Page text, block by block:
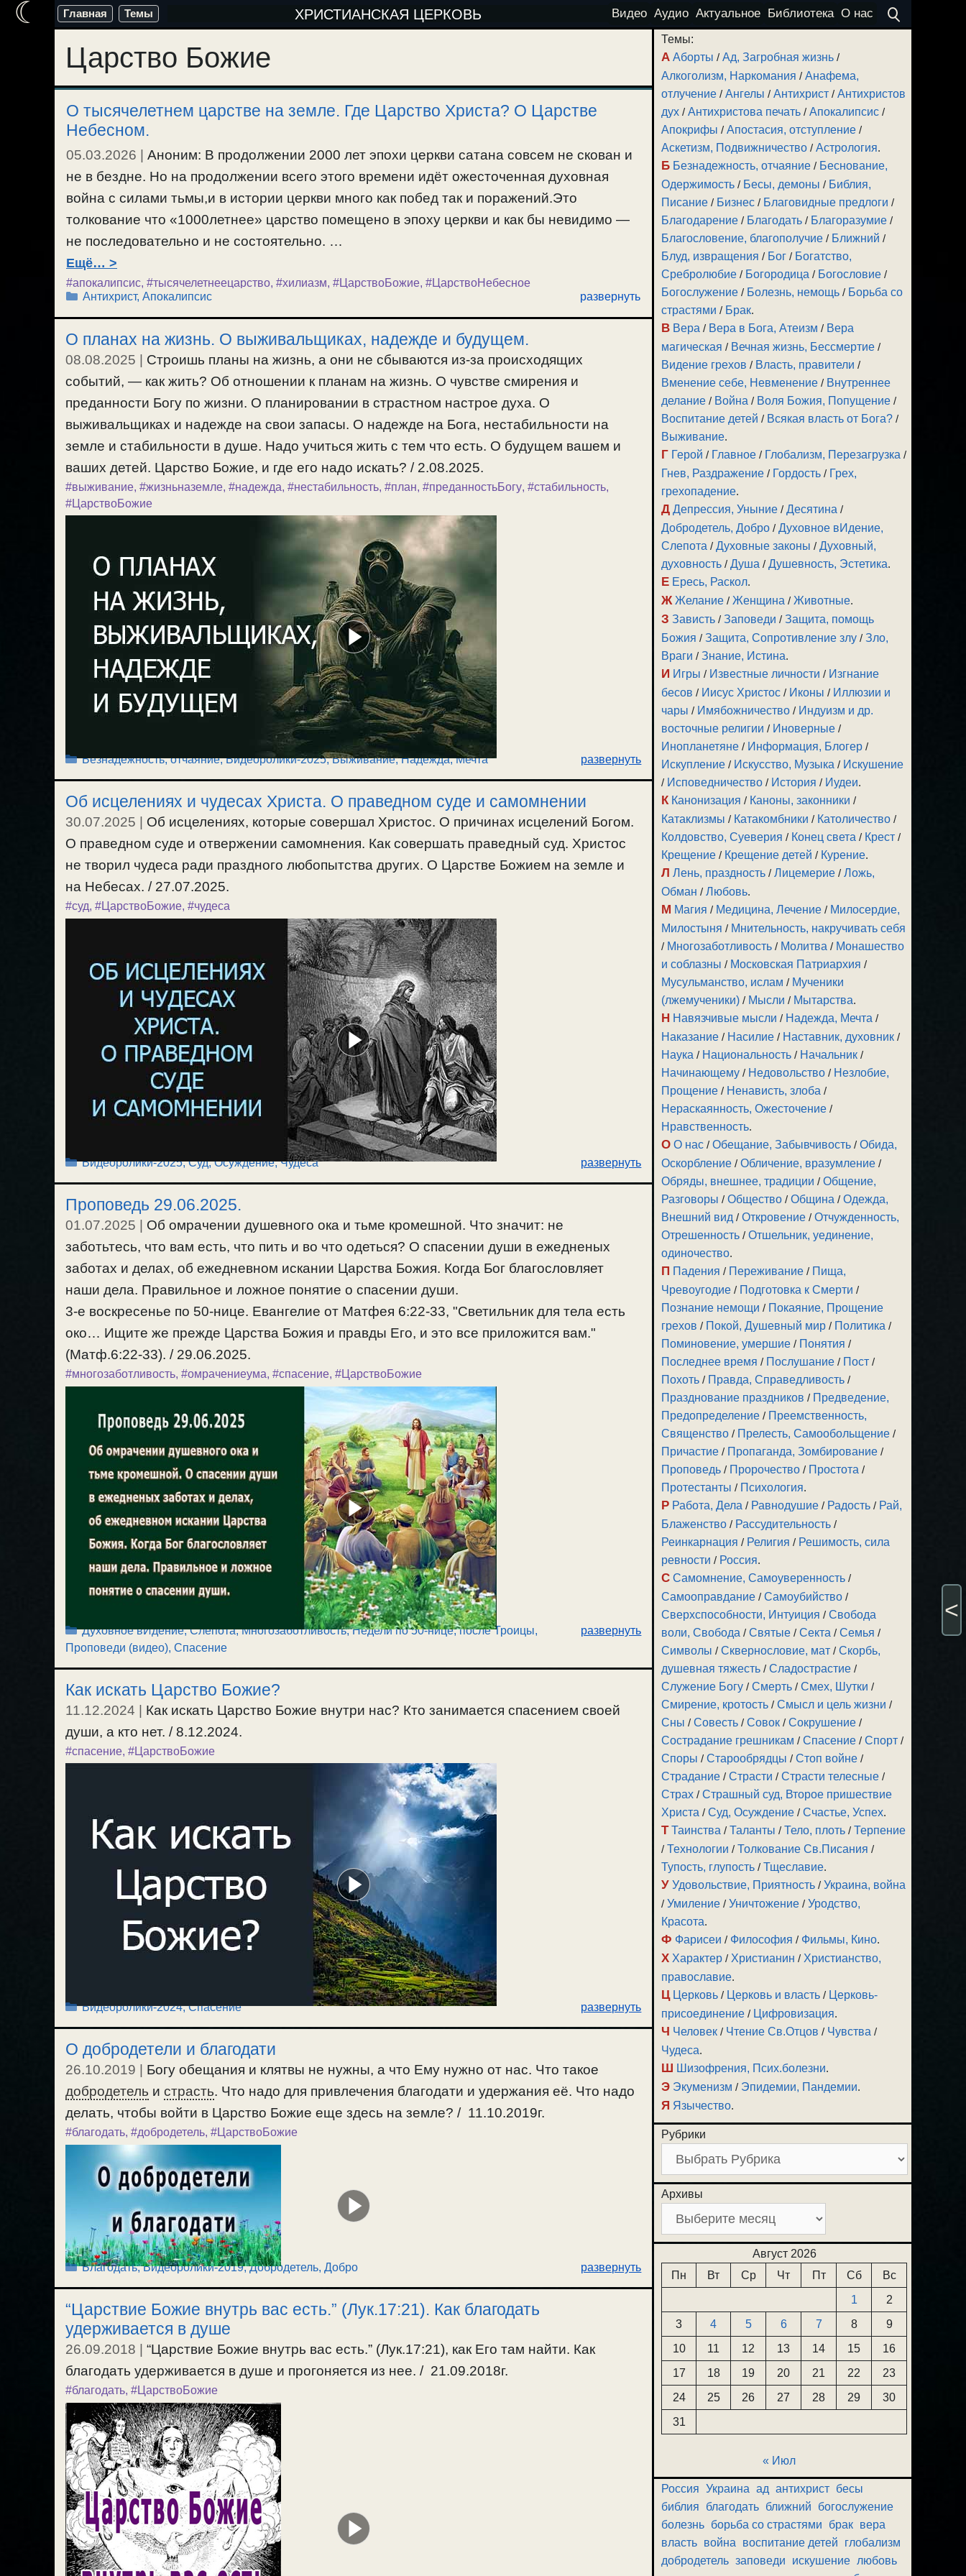
Перейти
Главная Темы ХРИСТИАНСКАЯ ЦЕРКОВЬ Видео Аудио Актуальное Библиотека О нас
Царство Божие
О тысячелетнем царстве на земле. Где Царство Христа? О Царстве
Небесном.
05.03.2026 | Аноним: В продолжении 2000 лет эпохи церкви сатана совсем не скован и
не в бездне. Но на продолжении всего этого времени идёт ожесточенная духовная
война с силами тьмы,и в истории церкви много как побед так и поражений.Это
толкование что «1000летнее» царство помещено в эпоху церкви и как бы невидимо —
не последовательно и не состоятельно. …
Ещё…
#апокалипсис, #тысячелетнеецарство, #хилиазм, #ЦарствоБожие, #ЦарствоНебесное
Рубрики
Антихрист, Апокалипсис развернуть
О планах на жизнь. О выживальщиках, надежде и будущем.
08.08.2025 | Строишь планы на жизнь, а они не сбываются из-за происходящих
событий, — как жить? Об отношении к планам на жизнь. О чувстве смирения и
преданности Богу по жизни. О планировании в страстном настрое духа. О
выживальщиках и надежде на свои запасы. О надежде на Бога, нестабильности на
земле и стабильности в душе. Надо учиться жить с тем что есть. О будущем вашем и
ваших детей. Царство Божие, и где его надо искать? / 2.08.2025.
#выживание, #жизньназемле, #надежда, #нестабильность, #план, #преданностьБогу, #стабильность,
#ЦарствоБожие
Рубрики
Безнадежность, отчаяние,Видеоролики-2025,Выживание,Надежда, Мечта развернуть
Об исцелениях и чудесах Христа. О праведном суде и самомнении
30.07.2025
Об исцелениях, которые совершал Христос. О причинах исцелений Богом.
О праведном суде и отвержении самомнения. Как совершать праведный суд. Христос
не творил чудеса ради праздного любопытства других. О Царстве Божием на земле и
на Небесах. / 27.07.2025.
#суд, #ЦарствоБожие, #чудеса
Рубрики
Видеоролики-2025,Суд, Осуждение,Чудеса развернуть
Проповедь 29.06.2025.
01.07.2025
Об омрачении душевного ока и тьме кромешной. Что значит: не
заботьтесь, что вам есть, что пить и во что одеться? О спасении души в ежедненых
заботах и делах, об ежедневном искании Царства Божия. Когда Бог благословляет
наши дела. Правильное и ложное понятие о спасении души.
3-е воскресенье по 50-нице. Евангелие от Матфея 6:22-33, "Светильник для тела есть
око… Ищите же прежде Царства Божия и правды Его, и это все приложится вам."
(Матф.6:22-33). / 29.06.2025.
#многозаботливость, #омрачениеума, #спасение, #ЦарствоБожие
Рубрики
Духовное вИдение, Слепота,Многозаботливость,Недели по 50-нице, после Троицы,
Проповеди (видео), Спасение
развернуть
Как искать Царство Божие?
11.12.2024 | Как искать Царство Божие внутри нас? Кто занимается спасением своей
души, а кто нет. / 8.12.2024.
#спасение, #ЦарствоБожие
Рубрики
Видеоролики-2024,Спасение развернуть
О добродетели и благодати
26.10.2019
Богу обещания и клятвы не нужны, а что Ему нужно от нас. Что такое
добродетель и страсть. Что надо для привлечения благодати и удержания её. Что надо
делать, чтобы войти в Царство Божие еще здесь на земле? / 11.10.2019г.
#благодать, #добродетель, #ЦарствоБожие
Рубрики
Благодать,Видеоролики-2019,Добродетель, Добро развернуть
“Царствие Божие внутрь вас есть.” (Лук.17:21). Как благодать
удерживается в душе
26.09.2018
“Царствие Божие внутрь вас есть.” (Лук.17:21), как Его там найти. Как
благодать удерживается в душе и прогоняется из нее. / 21.09.2018г.
#благодать, #ЦарствоБожие
Темы:
А Аборты /Ад, Загробная жизнь /
Алкоголизм, Наркомания /Анафема,
отлучение /Ангелы /Антихрист /Антихристов
дух /Антихристова печать /Апокалипсис /
Апокрифы /Апостасия, отступление /
Аскетизм, Подвижничество /Астрология.
Б Безнадежность, отчаяние / Беснование,
Одержимость / Бесы, демоны / Библия,
Писание / Бизнес / Благовидные предлоги /
Благодарение / Благодать / Благоразумие /
Благословение, благополучие / Ближний /
Блуд, извращения / Бог / Богатство,
Сребролюбие / Богородица / Богословие /
Богослужение / Болезнь, немощь / Борьба со
страстями / Брак.
В Вера / Вера в Бога, Атеизм / Вера
магическая / Вечная жизнь, Бессмертие /
Видение грехов / Власть, правители /
Вменение себе, Невменение / Внутреннее
делание / Война / Воля Божия, Попущение /
Воспитание детей / Всякая власть от Бога? /
Выживание.
Г Герой / Главное / Глобализм, Перезагрузка /
Гнев, Раздражение / Гордость / Грех,
грехопадение.
Д Депрессия, Уныние /Десятина /
Добродетель, Добро /Духовное вИдение,
Слепота /Духовные законы /Духовный,
духовность /Душа /Душевность, Эстетика.
Е Ересь, Раскол.
Ж Желание /Женщина /Животные.
З Зависть /Заповеди /Защита, помощь
Божия /Защита, Сопротивление злу /Зло,
Враги /Знание, Истина.
И Игры / Известные личности / Изгнание
бесов / Иисус Христос / Иконы / Иллюзии и
чары / Имябожничество / Индуизм и др.
восточные религии / Иноверные /
Инопланетяне / Информация, Блогер /
Искупление / Искусство, Музыка / Искушение
/ Исповедничество / История / Иудеи.
К Канонизация / Каноны, законники /
Катаклизмы / Катакомбники / Католичество /
Колдовство, Суеверия / Конец света / Крест /
Крещение / Крещение детей / Курение.
Л Лень, праздность /Лицемерие /Ложь,
Обман /Любовь.
М Магия / Медицина, Лечение / Милосердие,
Милостыня / Мнительность, накручивать себя
/ Многозаботливость / Молитва / Монашество
и соблазны / Московская Патриархия /
Мусульманство, ислам / Мученики
(лжемученики) / Мысли / Мытарства.
Н Навязчивые мысли / Надежда, Мечта /
Наказание / Насилие / Наставник, духовник /
Наука / Национальность / Начальник /
Начинающему / Недовольство / Незлобие,
Прощение / Ненависть, злоба /
Нераскаянность, Ожесточение /
Нравственность.
О О нас /Обещание, Забывчивость /Обида,
Оскорбление /Обличение, вразумление /
Обряды, внешнее, традиции /Общение,
Разговоры /Общество /Община /Одежда,
Внешний вид /Откровение /Отчужденность,
Отрешенность /Отшельник, уединение,
одиночество.
П Падения / Переживание / Пища,
Чревоугодие / Подготовка к Смерти /
Познание немощи / Покаяние, Прощение
грехов / Покой, Душевный мир / Политика /
Поминовение, умершие / Понятия /
Последнее время / Послушание / Пост /
Похоть / Правда, Справедливость /
Празднование праздников / Предведение,
Предопределение / Преемственность,
Священство / Прелесть, Самообольщение /
Причастие / Пропаганда, Зомбирование /
Проповедь / Пророчество / Простота /
Протестанты / Психология.
Р Работа, Дела / Равнодушие / Радость / Рай,
Блаженство / Рассудительность /
Реинкарнация / Религия / Решимость, сила
ревности / Россия.
С Самомнение, Самоуверенность /
Самооправдание /Самоубийство /
Сверхспособности, Интуиция /Свобода
воли, Свобода /Святые /Секта /Семья /
Символы /Сквернословие, мат /Скорбь,
душевная тяжесть /Сладострастие /
Служение Богу /Смерть /Смех, Шутки /
Смирение, кротость /Смысл и цель жизни /
Сны /Совесть /Совок /Сокрушение /
Сострадание грешникам /Спасение /Спорт /
Споры /Старообрядцы /Стоп войне /
Страдание /Страсти /Страсти телесные /
Страх /Страшный суд, Второе пришествие
Христа /Суд, Осуждение /Счастье, Успех.
Т Таинства /Таланты /Тело, плоть /Терпение
/Технологии /Толкование Св.Писания /
Тупость, глупость /Тщеславие.
У Удовольствие, Приятность /Украина, война
/Умиление /Уничтожение /Уродство,
Красота.
Ф Фарисеи / Философия / Фильмы, Кино.
Х Характер / Христианин / Христианство,
православие.
Ц Церковь / Церковь и власть / Церковь-
присоединение / Цифровизация.
Ч Человек / Чтение Св.Отцов / Чувства /
Чудеса.
Ш Шизофрения, Псих.болезни.
Э Экуменизм / Эпидемии, Пандемии.
Я Язычество.
Рубрики
Архивы
Август 2026
Пн
Вт Ср Чт Пт Сб
Вс
1
2
3
4 5 6 7 8
9
10
11 12 13 14 15
16
17
18 19 20 21 22
23
24
25 26 27 28 29
30
31
« Июл
Россия Украина ад антихрист бесы
библия
благодать ближний
богослужение
болезнь борьба со страстями брак вера
власть война воспитание детей
глобализм
добродетель заповеди искушение любовь
☾
<